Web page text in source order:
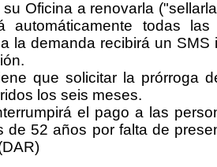
Oficina a renovarla
automáticamente todas
la demanda recibirá un
que solicitar la prórroga
los seis meses.
el pago a las
de 52 años por falta de